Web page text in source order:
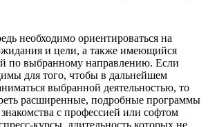
необходимо ориентироваться на
и цели, а также имеющийся
по выбранному направлению. Если
для того, чтобы в дальнейшем
выбранной деятельностью, то
расширенные, подробные программы
с профессией или софтом
курсы, длительность которых не